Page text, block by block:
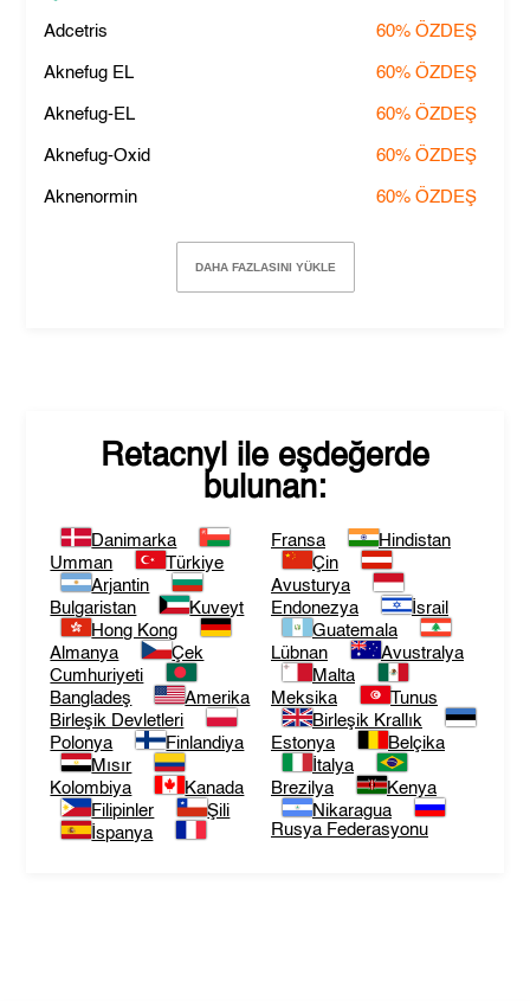
Adcetris 60% ÖZDEŞ
Aknefug EL 60% ÖZDEŞ
Aknefug-EL 60% ÖZDEŞ
Aknefug-Oxid 60% ÖZDEŞ
Aknenormin 60% ÖZDEŞ
DAHA FAZLASINI YÜKLE
Retacnyl ile eşdeğerde
bulunan:
Danimarka
Umman
Türkiye
Arjantin
Bulgaristan
Kuveyt
Hong Kong
Almanya
Çek
Cumhuriyeti
Bangladeş
Amerika
Birleşik Devletleri
Polonya
Finlandiya
Mısır
Kolombiya
Kanada
Filipinler
Şili
İspanya
Fransa
Hindistan
Çin
Avusturya
Endonezya
İsrail
Guatemala
Lübnan
Avustralya
Malta
Meksika
Tunus
Birleşik Krallık
Estonya
Belçika
İtalya
Brezilya
Kenya
Nikaragua
Rusya Federasyonu